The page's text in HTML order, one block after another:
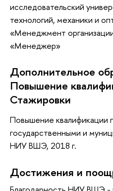
исследовательский
технологий, механики и
«Менеджмент
«Менеджер»
Дополнительное
Повышение
Стажировки
Повышение квалификации
государственными и
НИУ ВШЭ, 2018 г.
Достижения и